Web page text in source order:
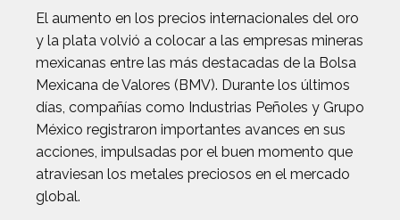
El aumento en los precios internacionales del oro
y la plata volvió a colocar a las empresas mineras
mexicanas entre las más destacadas de la Bolsa
Mexicana de Valores (BMV). Durante los últimos
días, compañías como Industrias Peñoles y Grupo
México registraron importantes avances en sus
acciones, impulsadas por el buen momento que
atraviesan los metales preciosos en el mercado
global.